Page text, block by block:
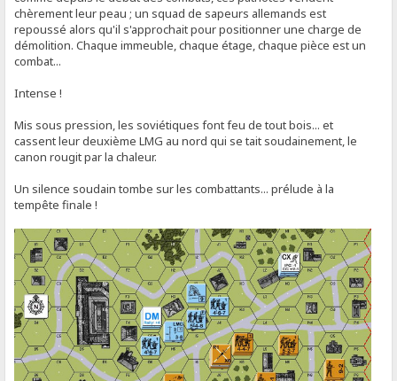
chèrement leur peau ; un squad de sapeurs allemands est
repoussé alors qu'il s'approchait pour positionner une charge de
démolition. Chaque immeuble, chaque étage, chaque pièce est un
combat...
Intense !
Mis sous pression, les soviétiques font feu de tout bois... et
cassent leur deuxième LMG au nord qui se tait soudainement, le
canon rougit par la chaleur.
Un silence soudain tombe sur les combattants... prélude à la
tempête finale !